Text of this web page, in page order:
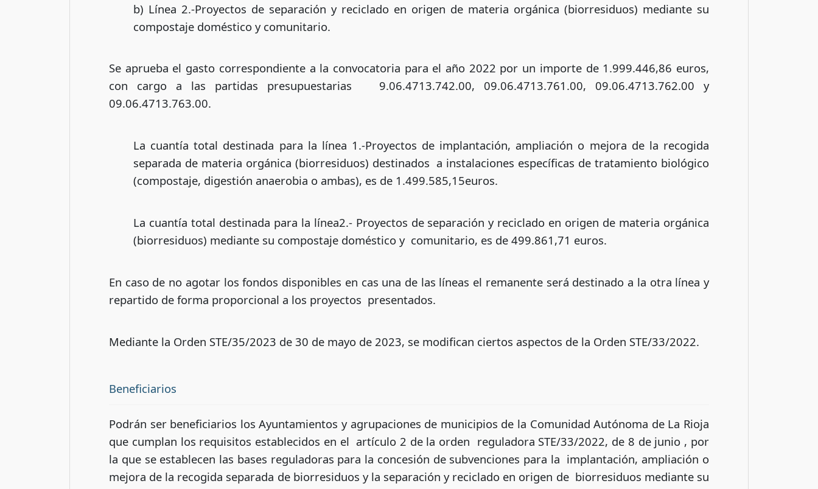
b) Línea 2.-Proyectos de separación y reciclado en origen de materia orgánica (biorresiduos) mediante su
compostaje doméstico y comunitario.
Se aprueba el gasto correspondiente a la convocatoria para el año 2022 por un importe de 1.999.446,86 euros,
con cargo a las partidas presupuestarias 9.06.4713.742.00, 09.06.4713.761.00, 09.06.4713.762.00 y
09.06.4713.763.00.
La cuantía total destinada para la línea 1.-Proyectos de implantación, ampliación o mejora de la recogida
separada de materia orgánica (biorresiduos) destinados a instalaciones específicas de tratamiento biológico
(compostaje, digestión anaerobia o ambas), es de 1.499.585,15euros.
La cuantía total destinada para la línea2.- Proyectos de separación y reciclado en origen de materia orgánica
(biorresiduos) mediante su compostaje doméstico y comunitario, es de 499.861,71 euros.
En caso de no agotar los fondos disponibles en cas una de las líneas el remanente será destinado a la otra línea y
repartido de forma proporcional a los proyectos presentados.
Mediante la Orden STE/35/2023 de 30 de mayo de 2023, se modifican ciertos aspectos de la Orden STE/33/2022.
Beneficiarios
Podrán ser beneficiarios los Ayuntamientos y agrupaciones de municipios de la Comunidad Autónoma de La Rioja
que cumplan los requisitos establecidos en el artículo 2 de la orden reguladora STE/33/2022, de 8 de junio , por
la que se establecen las bases reguladoras para la concesión de subvenciones para la implantación, ampliación o
mejora de la recogida separada de biorresiduos y la separación y reciclado en origen de biorresiduos mediante su